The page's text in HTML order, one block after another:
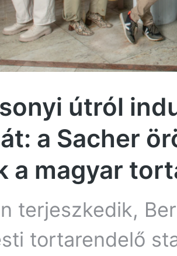
útról
a Sacher
a magyar
terjeszkedik,
tortarendelő